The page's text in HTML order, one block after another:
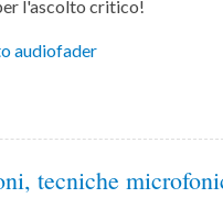
l'ascolto critico!
tecniche